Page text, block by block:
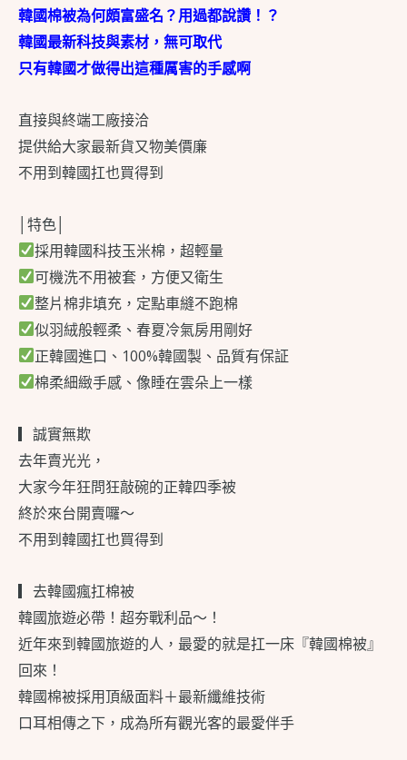
韓國棉被為何頗富盛名？用過都說讚！？
韓國最新科技與素材，無可取代
只有韓國才做得出這種厲害的手感啊
直接與終端工廠接洽
提供給大家最新貨又物美價廉
不用到韓國扛也買得到
│特色│
採用韓國科技玉米棉，超輕量
可機洗不用被套，方便又衛生
整片棉非填充，定點車縫不跑棉
似羽絨般輕柔、春夏冷氣房用剛好
正韓國進口、100%韓國製、品質有保証
棉柔細緻手感、像睡在雲朵上一樣
▎誠實無欺
去年賣光光，
大家今年狂問狂敲碗的正韓四季被
終於來台開賣囉～
不用到韓國扛也買得到
▎去韓國瘋扛棉被
韓國旅遊必帶！超夯戰利品～！
近年來到韓國旅遊的人，最愛的就是扛一床『韓國棉被』
回來！
韓國棉被採用頂級面料＋最新纖維技術
口耳相傳之下，成為所有觀光客的最愛伴手